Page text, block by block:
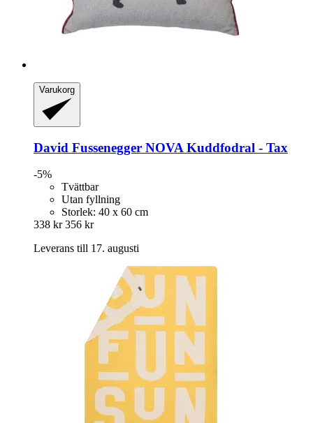
Varukorg
David Fussenegger NOVA Kuddfodral -​ Tax
-5%
Tvättbar
Utan fyllning
Storlek: 40 x 60 cm
338 kr 356 kr
Leverans till 17. augusti